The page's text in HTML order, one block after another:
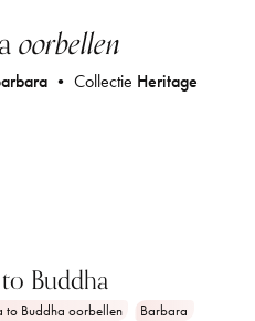
oorbellen
• Collectie Heritage
Buddha
to Buddha oorbellen Barbara